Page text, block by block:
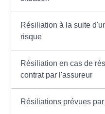
Résiliation à la suite
risque
Résiliation en cas de
contrat par l'assureur
Résiliations prévues